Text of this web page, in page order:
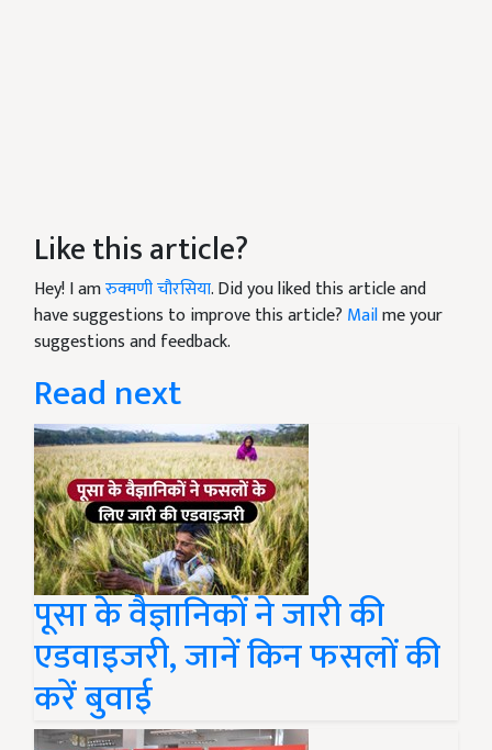
Like this article?
Hey! I amरुक्मणी चौरसिया. Did you liked this article and
have suggestions to improve this article? Mailme your
suggestions and feedback.
Read next
पूसा के वैज्ञानिकों ने जारी की
एडवाइजरी, जानें किन फसलों की
करें बुवाई